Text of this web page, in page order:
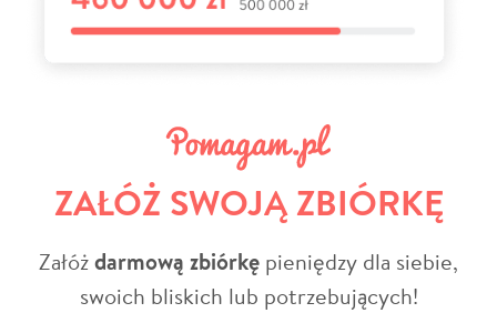
ZAŁÓŻ SWOJĄ ZBIÓRKĘ
Załóżdarmową zbiórkę pieniędzy dla siebie,
swoich bliskich lub potrzebujących!